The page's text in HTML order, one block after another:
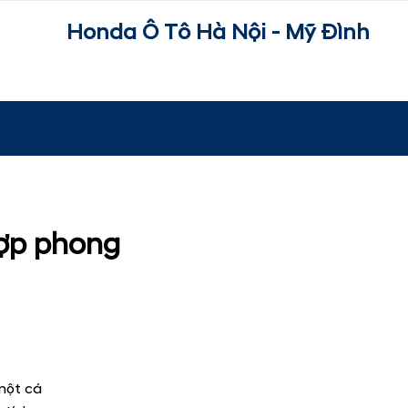
Honda Ô Tô Hà Nội - Mỹ Đình
phong
cá